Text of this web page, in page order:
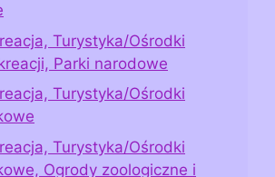
Turystyka/Ośrodki
Parki narodowe
Turystyka/Ośrodki
Turystyka/Ośrodki
Ogrody zoologiczne i